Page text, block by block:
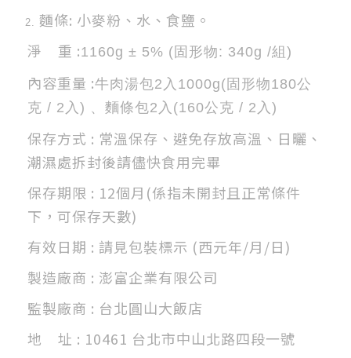
麵條: 小麥粉、水、食鹽。
淨 重 :1160g ± 5% (固形物: 340g /組)
內容重量 :牛肉湯包2入1000g(固形物180公
克 / 2入) 、麵條包2入(160公克 / 2入)
保存方式 : 常溫保存、避免存放高溫、日曬、
潮濕處拆封後請儘快食用完畢
保存期限 : 12個月(係指未開封且正常條件
下，可保存天數)
有效日期 : 請見包裝標示 (西元年/月/日)
製造廠商 : 澎富企業有限公司
監製廠商 : 台北圓山大飯店
地 址 : 10461 台北市中山北路四段一號